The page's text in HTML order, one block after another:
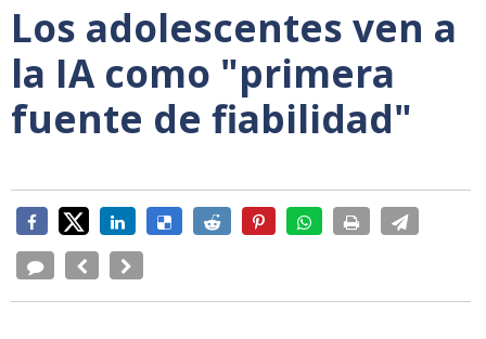
Los adolescentes ven a
la IA como "primera
fuente de fiabilidad"